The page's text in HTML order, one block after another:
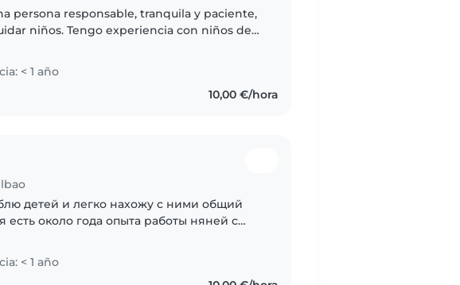
persona responsable, tranquila y paciente,
niños. Tengo experiencia con niños de
< 1 año
10,00 €/hora
детей и легко нахожу с ними общий
есть около года опыта работы няней с
для семей в сложных..
< 1 año